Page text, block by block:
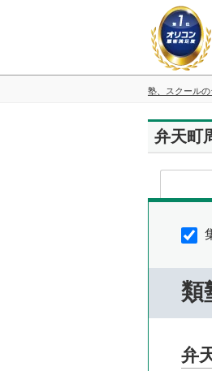
塾、スクール
弁天町
類
弁